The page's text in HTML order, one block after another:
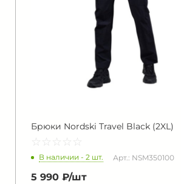
Брюки Nordski Travel Black (2XL)
☆ ☆ ☆ ☆ ☆
★ ★ ★ ★ ★
В наличии - 2 шт. Арт.: NSM350100
5 990 ₽/шт